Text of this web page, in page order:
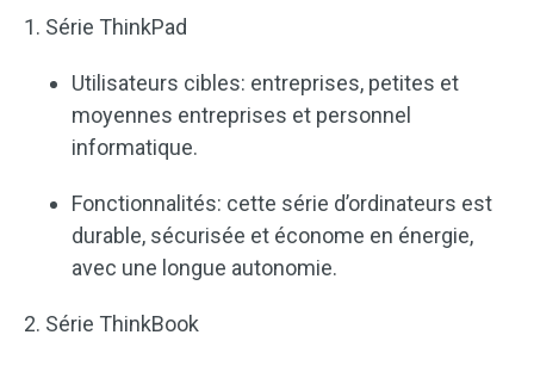
1. Série ThinkPad
Utilisateurs cibles: entreprises, petites et
moyennes entreprises et personnel
informatique.
Fonctionnalités: cette série d’ordinateurs est
durable, sécurisée et économe en énergie,
avec une longue autonomie.
2. Série ThinkBook